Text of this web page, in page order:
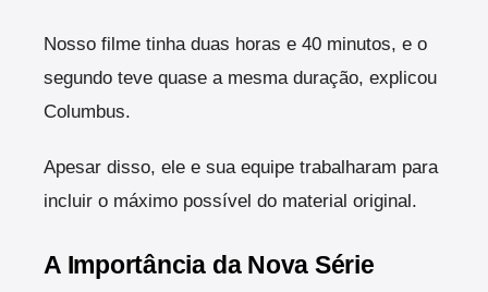
Nosso filme tinha duas horas e 40 minutos, e o
segundo teve quase a mesma duração, explicou
Columbus.
Apesar disso, ele e sua equipe trabalharam para
incluir o máximo possível do material original.
A Importância da Nova Série